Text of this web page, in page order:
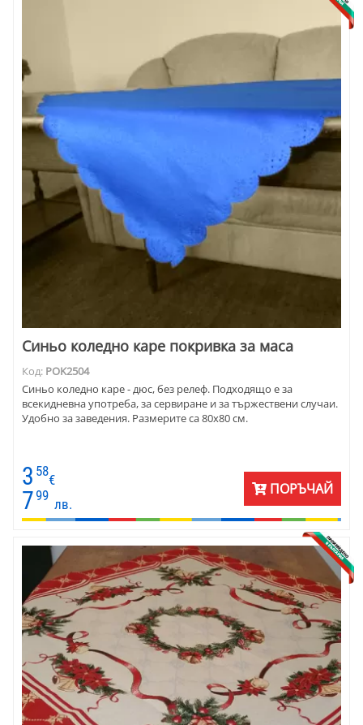
Синьо коледно каре покривка за маса
Код: POK2504
Синьо коледно каре - дюс, без релеф. Подходящо е за
всекидневна употреба, за сервиране и за тържествени случаи.
Удобно за заведения. Размерите са 80х80 см.
3 58
€
799
лв.
ПОРЪЧАЙ